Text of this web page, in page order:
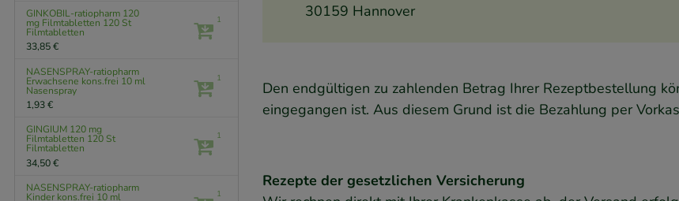
30159 Hannover
Den endgültigen zu zahlenden Betrag Ihrer Rezeptbestellung
eingegangen ist. Aus diesem Grund ist die Bezahlung per
Rezepte der gesetzlichen Versicherung
GINKOBIL-ratiopharm 120
mg Filmtabletten 120 St
Filmtabletten
33,85 €
1
NASENSPRAY-ratiopharm
Erwachsene kons.frei 10 ml
Nasenspray
1,93 €
1
GINGIUM 120 mg
Filmtabletten 120 St
Filmtabletten
34,50 €
1
NASENSPRAY-ratiopharm
Kinder kons.frei 10 ml 1